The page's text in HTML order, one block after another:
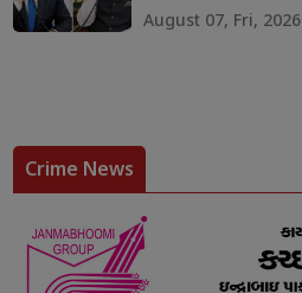
August 07, Fri, 2026
Crime News